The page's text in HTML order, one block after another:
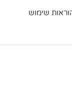
שימוש